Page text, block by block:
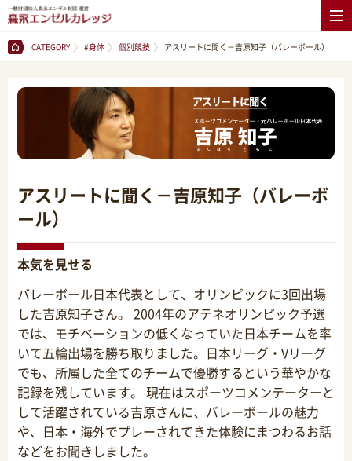
CATEGORY #身体 個別競技 アスリートに聞く－吉原知子（バレーボール）
アスリートに聞く－吉原知子（バレーボ
ール）
本気を見せる
バレーボール日本代表として、オリンピックに3回出場
した吉原知子さん。 2004年のアテネオリンピック予選
では、モチベーションの低くなっていた日本チームを率
いて五輪出場を勝ち取りました。日本リーグ・Vリーグ
でも、所属した全てのチームで優勝するという華やかな
記録を残しています。 現在はスポーツコメンテーターと
して活躍されている吉原さんに、バレーボールの魅力
や、日本・海外でプレーされてきた体験にまつわるお話
などをお聞きしました。